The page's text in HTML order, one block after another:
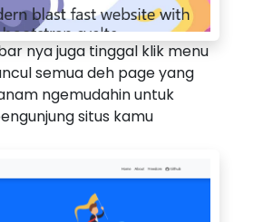
nya juga tinggal klik menu
semua deh page yang
ngemudahin untuk
situs kamu